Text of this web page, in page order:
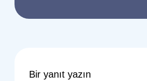
Bir yanıt yazın